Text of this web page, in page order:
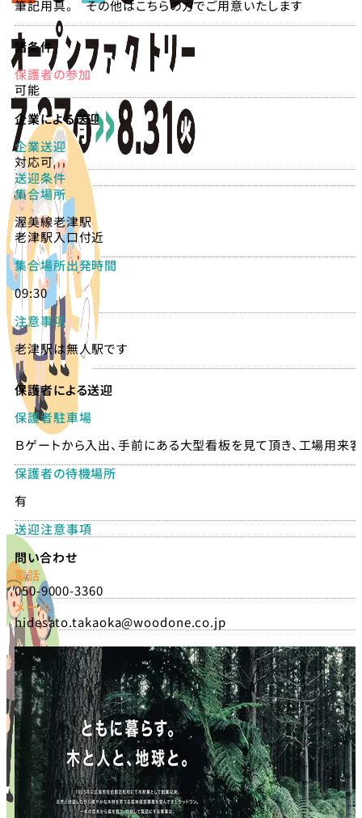
筆記用具。 その他はこちらの方でご用意いたします
諸条件
保護者の参加
可能
企業による送迎
企業送迎
対応可
送迎条件
集合場所
渥美線老津駅
老津駅入口付近
集合場所出発時間
09:30
注意事項
老津駅は無人駅です
保護者による送迎
保護者駐車場
Ｂゲートから入出、手前にある大型看板を見て頂き、工場用来
保護者の待機場所
有
送迎注意事項
問い合わせ
電話
050-9000-3360
メール
hidesato.takaoka@woodone.co.jp